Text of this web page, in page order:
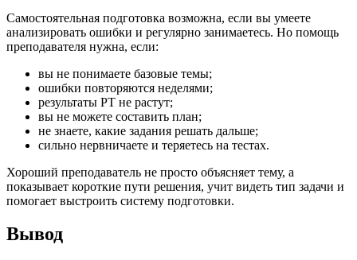
Самостоятельная подготовка возможна, если вы умеете
анализировать ошибки и регулярно занимаетесь. Но помощь
преподавателя нужна, если:
вы не понимаете базовые темы;
ошибки повторяются неделями;
результаты РТ не растут;
вы не можете составить план;
не знаете, какие задания решать дальше;
сильно нервничаете и теряетесь на тестах.
Хороший преподаватель не просто объясняет тему, а
показывает короткие пути решения, учит видеть тип задачи и
помогает выстроить систему подготовки.
Вывод